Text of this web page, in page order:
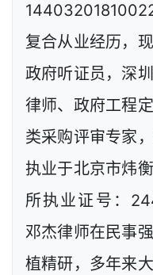
复合从业经历，
政府听证员，深
律师、政府工程
类采购评审专家
执业于北京市炜
所执业证号：
邓杰律师在民事
植精研，多年来